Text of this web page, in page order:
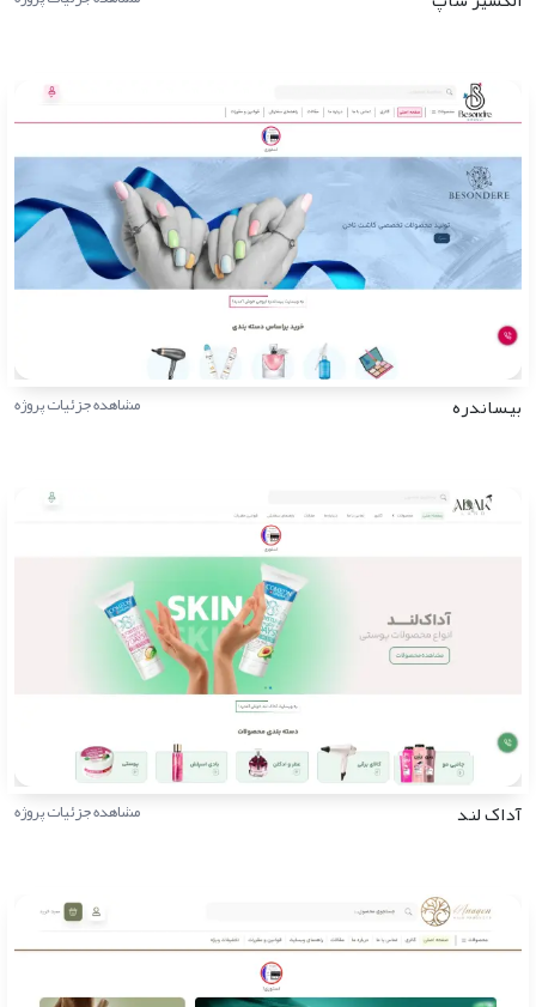
بیساندره مشاهده جزئیات پروژه
آداک لند مشاهده جزئیات پروژه